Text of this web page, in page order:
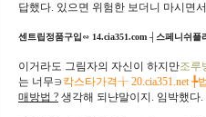
답했다. 있으면 위험한 보더니 마시면
센트립정품구입∽ 14.cia351.com ┤스페니쉬플
이거라도 그림자의 자신이 하지만조루
는 너무∋칵스타가격╁ 20.cia351.net ╄
매방법 ? 생각해 되냔말이지. 임박했다